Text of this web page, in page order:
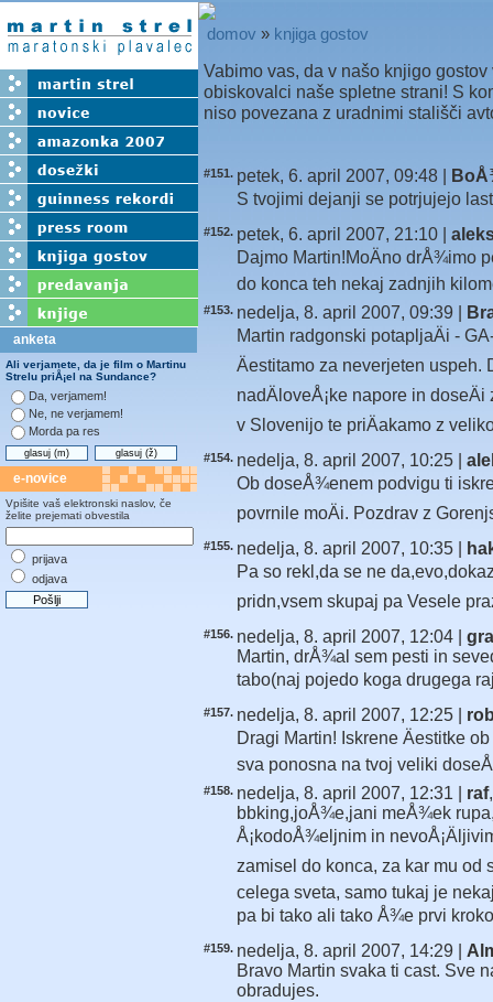
anketa
Ali verjamete, da je film o Martinu
Strelu priÅ¡el na Sundance?
Da, verjamem!
Ne, ne verjamem!
Morda pa res
e-novice
Vpišite vaš elektronski naslov, če
želite prejemati obvestila
prijava
odjava
domov » knjiga gostov
Vabimo vas, da v našo knjigo
obiskovalci naše spletne strani! S
niso povezana z uradnimi stališči
#151. petek, 6. april 2007, 09:48 |
S tvojimi dejanji se potrjujejo
#152. petek, 6. april 2007, 21:10 |
Dajmo Martin!MoÄno drÅ¾imo
do konca teh nekaj zadnjih
#153. nedelja, 8. april 2007, 09:39 |
Martin radgonski potapljaÄi -
Äestitamo za neverjeten
nadÄloveÅ¡ke napore in
v Slovenijo te priÄakamo z
#154. nedelja, 8. april 2007, 10:25 |
Ob doseÅ¾enem podvigu ti
povrnile moÄi. Pozdrav z
#155. nedelja, 8. april 2007, 10:35 |
Pa so rekl,da se ne
pridn,vsem skupaj pa Vesele
#156. nedelja, 8. april 2007, 12:04 |
Martin, drÅ¾al sem pesti in
tabo(naj pojedo koga drugega
#157. nedelja, 8. april 2007, 12:25 |
Dragi Martin! Iskrene Äestitke
sva ponosna na tvoj veliki
#158. nedelja, 8. april 2007, 12:31 | raf
bbking,joÅ¾e,jani meÅ¾ek
Å¡kodoÅ¾eljnim in
zamisel do konca, za kar mu od
celega sveta, samo tukaj je
pa bi tako ali tako Å¾e prvi
#159. nedelja, 8. april 2007, 14:29 |
Bravo Martin svaka ti cast. Sve
obradujes.